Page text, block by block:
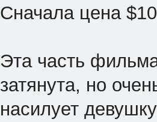
Сначала цена
Эта часть
затянута, но
насилует